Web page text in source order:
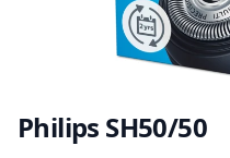
Philips SH50/50